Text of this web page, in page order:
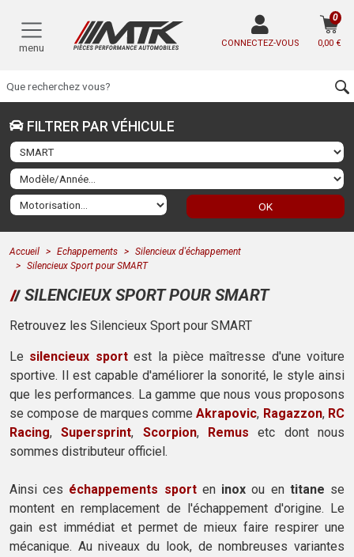
menu CONNECTEZ-VOUS 0,00 €
0
FILTRER PAR VÉHICULE
OK
Accueil Echappements
Silencieux d'échappement
Silencieux Sport pour SMART
SILENCIEUX SPORT POUR SMART
Retrouvez les Silencieux Sport pour SMART
Le silencieux sportest la pièce maîtresse d'une voiture
sportive. Il est capable d'améliorer la sonorité, le style ainsi
que les performances. La gamme que nous vous proposons
se compose de marques commeAkrapovic, Ragazzon, RC
Racing,Supersprint, Scorpion, Remus etc dont nous
sommes distributeur officiel.
Ainsi ces échappements sporten inox ou en titane se
montent en remplacement de l'échappement d'origine. Le
gain est immédiat et permet de mieux faire respirer une
mécanique. Au niveaux du look, de nombreuses variantes